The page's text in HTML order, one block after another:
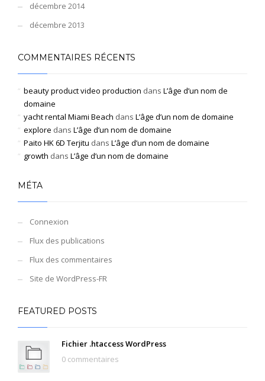
décembre 2014
décembre 2013
COMMENTAIRES RÉCENTS
beauty product video production dans L’âge d’un nom de
domaine
yacht rental Miami Beach dans L’âge d’un nom de domaine
explore dans L’âge d’un nom de domaine
Paito HK 6D Terjitu dans L’âge d’un nom de domaine
growth dans L’âge d’un nom de domaine
MÉTA
Connexion
Flux des publications
Flux des commentaires
Site de WordPress-FR
FEATURED POSTS
Fichier .htaccess WordPress
0 commentaires